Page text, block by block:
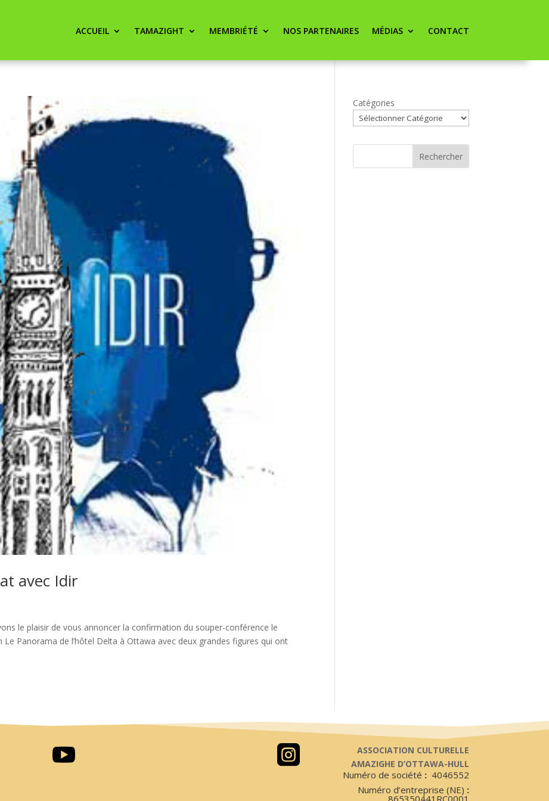
ACCUEIL TAMAZIGHT MEMBRIÉTÉ NOS PARTENAIRES MÉDIAS CONTACT
avec Idir
le plaisir de vous annoncer la confirmation du souper-conférence le
Panorama de l’hôtel Delta à Ottawa avec deux grandes figures qui ont
Catégories
Rechercher
 
ASSOCIATION CULTURELLE
AMAZIGHE D’OTTAWA-HULL
Numéro de société : 4046552
Numéro d’entreprise (NE) :
865350441RC0001